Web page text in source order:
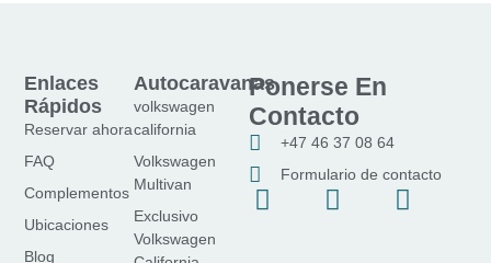
Autocaravanas
volkswagen
california
Volkswagen
Multivan
Exclusivo
Volkswagen
Enlaces
Rápidos
Reservar ahora
FAQ
Complementos
Ubicaciones
Blog
Ponerse En
Contacto
+47 46 37 08 64
Formulario de contacto
f
I
Y